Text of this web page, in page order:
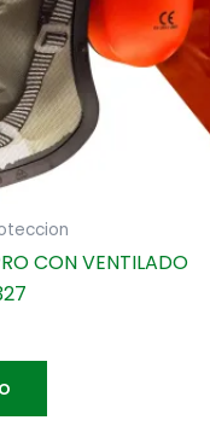
CON VENTILADO